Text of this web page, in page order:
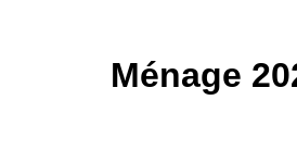
Ménage